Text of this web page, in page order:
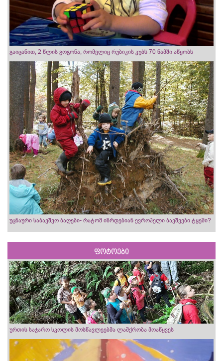
გაიცანით, 2 წლის გოგონა, რომელიც რუბიკის კუბს 70 წამში აწყობს
უცნაური საბავშვო ბაღები- რატომ იზრდებიან ევროპელი ბავშვები ტყეში?
ფოტოები
ურთის საჯარო სკოლის მოსწავლეებმა ლაშქრობა მოაწყვეს